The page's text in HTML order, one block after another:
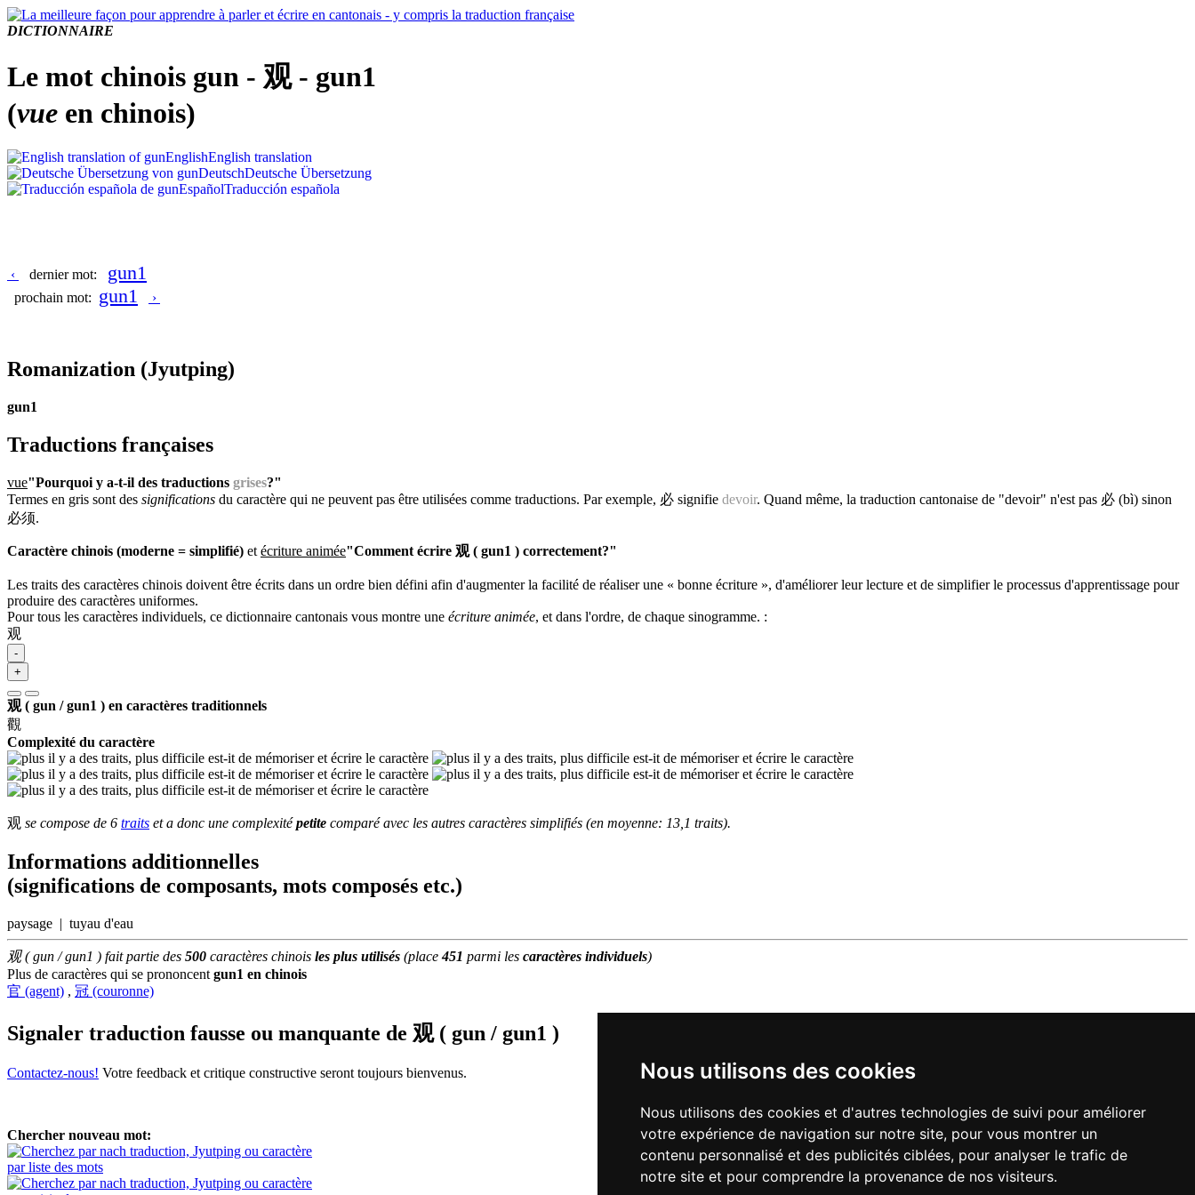
Nous utilisons des cookies
Nous utilisons des cookies et d'autres technologies de suivi pour améliorer
votre expérience de navigation sur notre site, pour vous montrer un
contenu personnalisé et des publicités ciblées, pour analyser le trafic de
notre site et pour comprendre la provenance de nos visiteurs.
DICTIONNAIRE
Le mot chinois gun - 观 - gun1
(vue en chinois)
EnglishEnglish translation
DeutschDeutsche Übersetzung
EspañolTraducción española
‹ dernier mot: gun1
prochain mot: gun1 ›
Romanization (Jyutping)
gun1
Traductions françaises
vue"Pourquoi y a-t-il des traductions grises?"
Termes en gris sont des significations du caractère qui ne peuvent pas être utilisées comme traductions. Par exemple, 必 signifie devoir. Quand même, la traduction cantonaise de "devoir" n'est pas 必 (bì) sinon
必须.
Caractère chinois (moderne = simplifié) et écriture animée"Comment écrire 观 ( gun1 ) correctement?"
Les traits des caractères chinois doivent être écrits dans un ordre bien défini afin d'augmenter la facilité de réaliser une « bonne écriture », d'améliorer leur lecture et de simplifier le processus d'apprentissage pour
produire des caractères uniformes.
Pour tous les caractères individuels, ce dictionnaire cantonais vous montre une écriture animée, et dans l'ordre, de chaque sinogramme. :
观
-
+
观 ( gun / gun1 ) en caractères traditionnels
觀
Complexité du caractère
观 se compose de 6 traits et a donc une complexitépetite comparé avec les autres caractères simplifiés (en moyenne: 13,1 traits).
Informations additionnelles
(significations de composants, mots composés etc.)
paysage | tuyau d'eau
观 ( gun / gun1 ) fait partie des 500 caractères chinois les plus utilisés (place451 parmi les caractères individuels)
Plus de caractères qui se prononcent gun1 en chinois
官 (agent) , 冠 (couronne)
Signaler traduction fausse ou manquante de 观 ( gun / gun1 )
Contactez-nous! Votre feedback et critique constructive seront toujours bienvenus.
Chercher nouveau mot:
par liste des mots